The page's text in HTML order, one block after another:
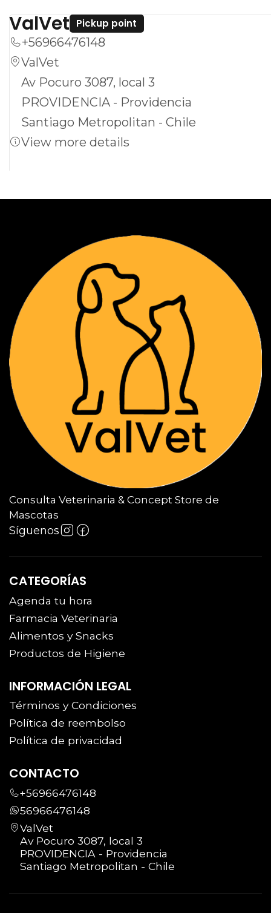
ValVet Pickup point
+56966476148
ValVet
Av Pocuro 3087, local 3
PROVIDENCIA - Providencia
Santiago Metropolitan - Chile
View more details
Consulta Veterinaria & Concept Store de
Mascotas
Síguenos
CATEGORÍAS
Agenda tu hora
Farmacia Veterinaria
Alimentos y Snacks
Productos de Higiene
INFORMACIÓN LEGAL
Términos y Condiciones
Política de reembolso
Política de privacidad
CONTACTO
+56966476148
56966476148
ValVet
Av Pocuro 3087, local 3
PROVIDENCIA - Providencia
Santiago Metropolitan - Chile